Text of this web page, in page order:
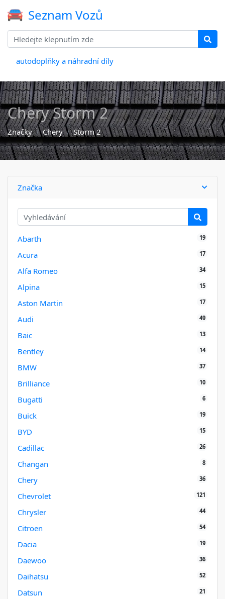
Seznam Vozů
autodoplňky a náhradní díly
Chery Storm 2
Značky Chery Storm 2
Značka
Abarth 19
Acura 17
Alfa Romeo 34
Alpina 15
Aston Martin 17
Audi 49
Baic 13
Bentley 14
BMW 37
Brilliance 10
Bugatti 6
Buick 19
BYD 15
Cadillac 26
Changan 8
Chery 36
Chevrolet 121
Chrysler 44
Citroen 54
Dacia 19
Daewoo 36
Daihatsu 52
Datsun 21